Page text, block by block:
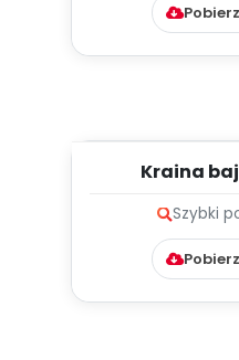
Kraina
Szybki